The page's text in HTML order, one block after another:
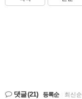
댓글(21) 등록순 최신순